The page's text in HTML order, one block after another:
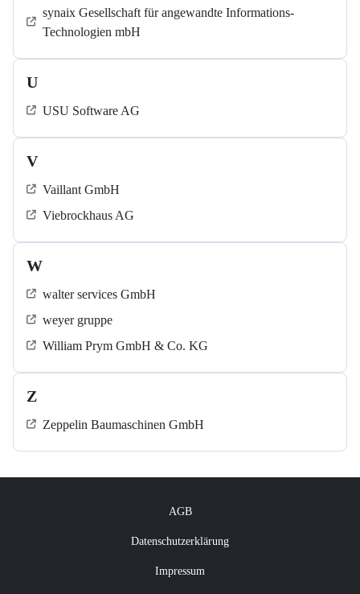
synaix Gesellschaft für angewandte Informations-
Technologien mbH
U
USU Software AG
V
Vaillant GmbH
Viebrockhaus AG
W
walter services GmbH
weyer gruppe
William Prym GmbH & Co. KG
Z
Zeppelin Baumaschinen GmbH
AGB
Datenschutzerklärung
Impressum